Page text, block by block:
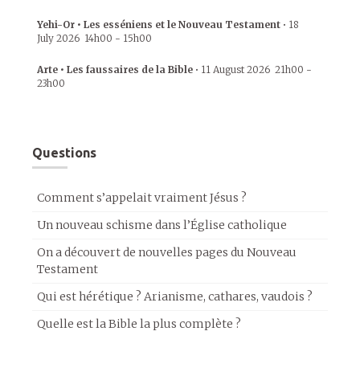
Yehi-Or • Les esséniens et le Nouveau Testament • 18
July 2026 14h00 - 15h00
Arte • Les faussaires de la Bible • 11 August 2026 21h00 -
23h00
Questions
Comment s’appelait vraiment Jésus ?
Un nouveau schisme dans l’Église catholique
On a découvert de nouvelles pages du Nouveau
Testament
Qui est hérétique ? Arianisme, cathares, vaudois ?
Quelle est la Bible la plus complète ?